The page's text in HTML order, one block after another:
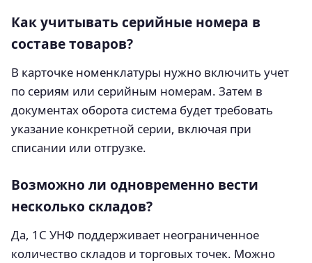
Как учитывать серийные номера в
составе товаров?
В карточке номенклатуры нужно включить учет
по сериям или серийным номерам. Затем в
документах оборота система будет требовать
указание конкретной серии, включая при
списании или отгрузке.
Возможно ли одновременно вести
несколько складов?
Да, 1С УНФ поддерживает неограниченное
количество складов и торговых точек. Можно